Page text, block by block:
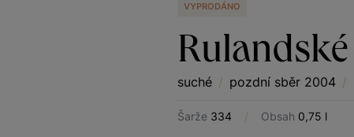
VYPRODÁNO
suché / pozdní sběr 2004 /
Šarže 334 / Obsah 0,75 l